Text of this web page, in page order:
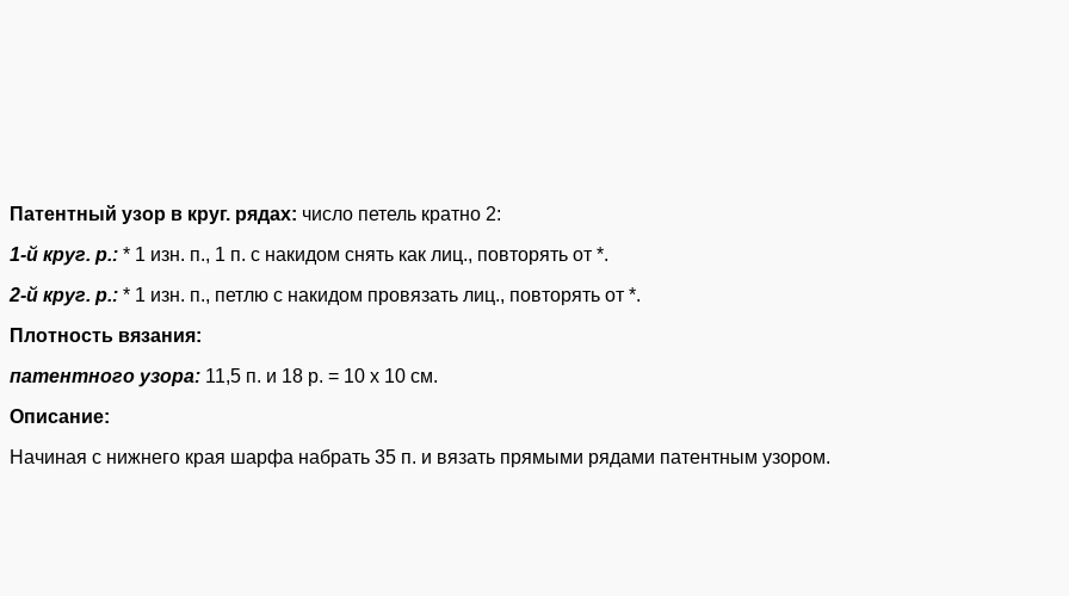
Патентный узор в круг. рядах: число петель кратно 2:
1-й круг. р.: * 1 изн. п., 1 п. с накидом снять как лиц., повторять от *.
2-й круг. р.: * 1 изн. п., петлю с накидом провязать лиц., повторять от *.
Плотность вязания:
патентного узора: 11,5 п. и 18 р. = 10 х 10 см.
Описание:
Начиная с нижнего края шарфа набрать 35 п. и вязать прямыми рядами патентным узором.